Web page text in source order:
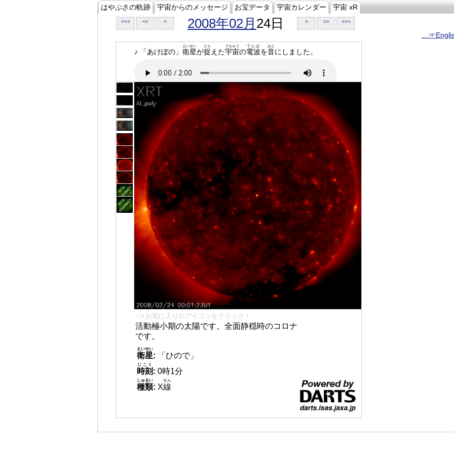
はやぶさの軌跡 宇宙からのメッセージ お宝データ 宇宙カレンダー 宇宙 xR
<<< << < 2008年02月 24日 > >> >>>
♪ 「あけぼの」 衛星
えいせい
が捉
とら
えた宇宙
うちゅう
の電波
でんぱ
を音
おと
にしました。
👈 お気に入りのアイコンをクリック！
活動極小期の太陽です。全面静穏時のコロナ
です。
衛星
えいせい
:
「ひので」
時刻
じこく
: 0時1分
種類
しゅるい
: X線
せん